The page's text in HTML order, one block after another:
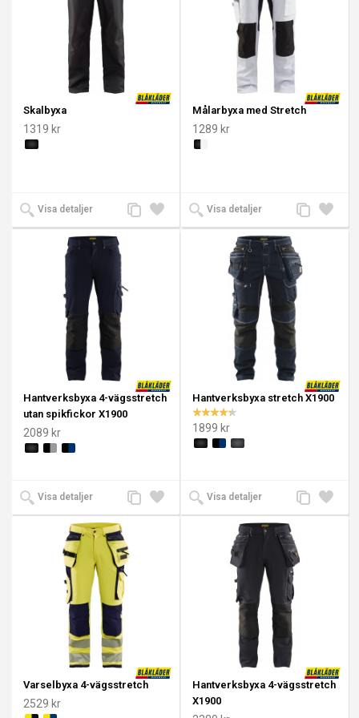
Skalbyxa
1319 kr
Visa detaljer
Lägg
till i
Lägg
till
Målarbyxa med Stretch
1289 kr
Visa detaljer
Lägg
till i
Lägg
till
Hantverksbyxa 4-vägsstretch
utan spikfickor X1900
2089 kr
Visa detaljer
Lägg
till i
Lägg
till
Hantverksbyxa stretch X1900
1899 kr
Visa detaljer
Lägg
till i
Lägg
till
Varselbyxa 4-vägsstretch
2529 kr
Hantverksbyxa 4-vägsstretch
X1900